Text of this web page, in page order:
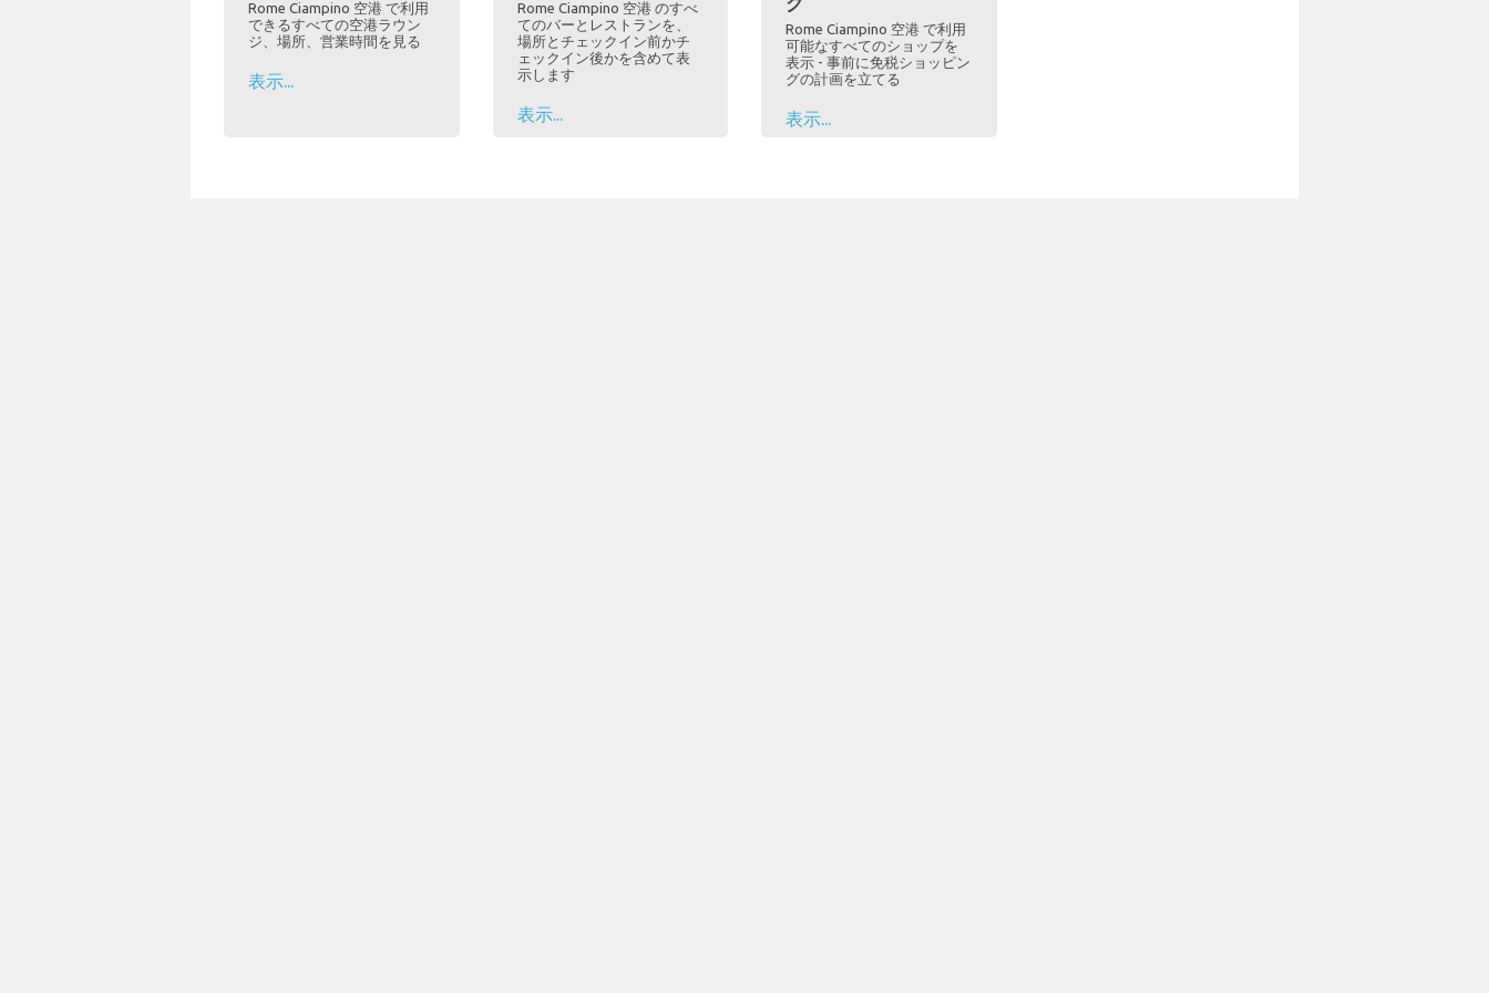
Rome Ciampino 空港 で利用
できるすべての空港ラウン
ジ、場所、営業時間を見る
表示...
Rome Ciampino 空港 のすべ
てのバーとレストランを、
場所とチェックイン前かチ
ェックイン後かを含めて表
示します
表示...
Rome Ciampino 空港 で利用
可能なすべてのショップを
表示 - 事前に免税ショッピン
グの計画を立てる
表示...